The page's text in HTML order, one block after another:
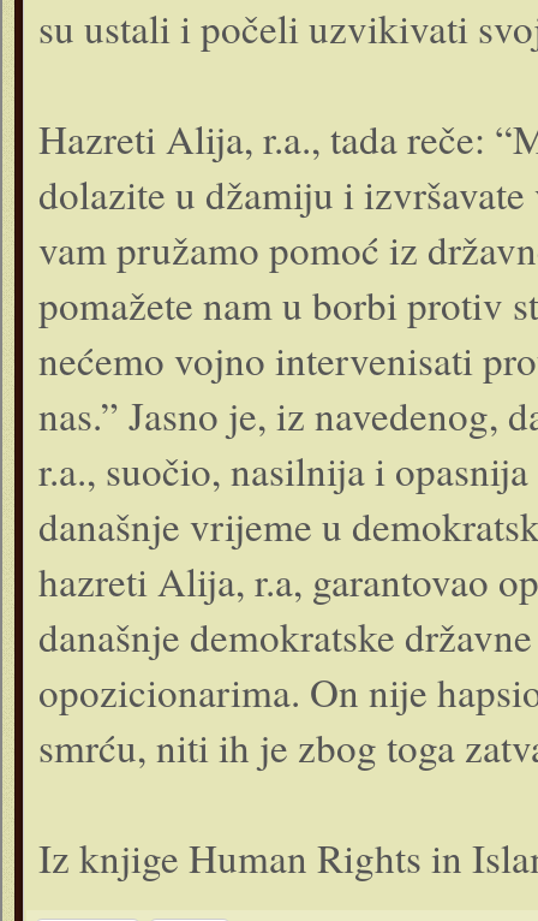
su ustali i počeli uzvikivati
Hazreti Alija, r.a., tada reče:
dolazite u džamiju i
vam pružamo pomoć iz
pomažete nam u borbi protiv
nećemo vojno intervenisati
nas.” Jasno je, iz navedenog,
r.a., suočio, nasilnija i
današnje vrijeme u
hazreti Alija, r.a, garantovao
današnje demokratske
opozicionarima. On nije
smrću, niti ih je zbog toga
Iz knjige Human Rights in